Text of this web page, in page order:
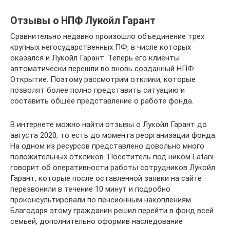
Отзывы о НПФ Лукойл Гарант
Сравнительно недавно произошло объединение трех
крупных негосударственных ПФ, в числе которых
оказался и Лукойл Гарант. Теперь его клиенты
автоматически перешли во вновь созданный НПФ
Открытие. Поэтому рассмотрим отклики, которые
позволят более полно представить ситуацию и
составить общее представление о работе фонда.
В интернете можно найти отзывы о Лукойл Гарант до
августа 2020, то есть до момента реорганизации фонда.
На одном из ресурсов представлено довольно много
положительных откликов. Посетитель под ником Latani
говорит об оперативности работы сотрудников Лукойл
Гарант, которые после оставленной заявки на сайте
перезвонили в течение 10 минут и подробно
проконсультировали по пенсионным накоплениям.
Благодаря этому гражданин решил перейти в фонд всей
семьей, дополнительно оформив наследование